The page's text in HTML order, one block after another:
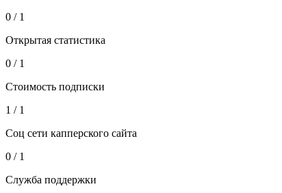
0 / 1
Открытая статистика
0 / 1
Стоимость подписки
1 / 1
Соц сети капперского сайта
0 / 1
Служба поддержки